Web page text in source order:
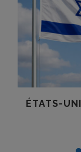
ÉTATS-